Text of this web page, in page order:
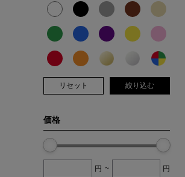
リセット 絞り込む
価格
円 ~ 円